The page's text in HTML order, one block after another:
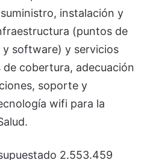
instalación y
(puntos de
software) y servicios
cobertura, adecuación
soporte y
wifi para la
2.553.459